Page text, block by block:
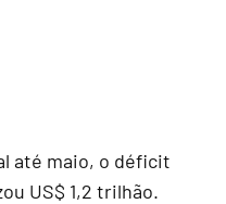
até maio, o déficit
US$ 1,2 trilhão.